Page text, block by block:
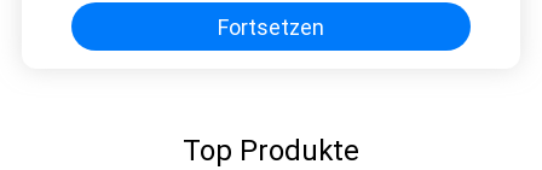
Fortsetzen
Top Produkte